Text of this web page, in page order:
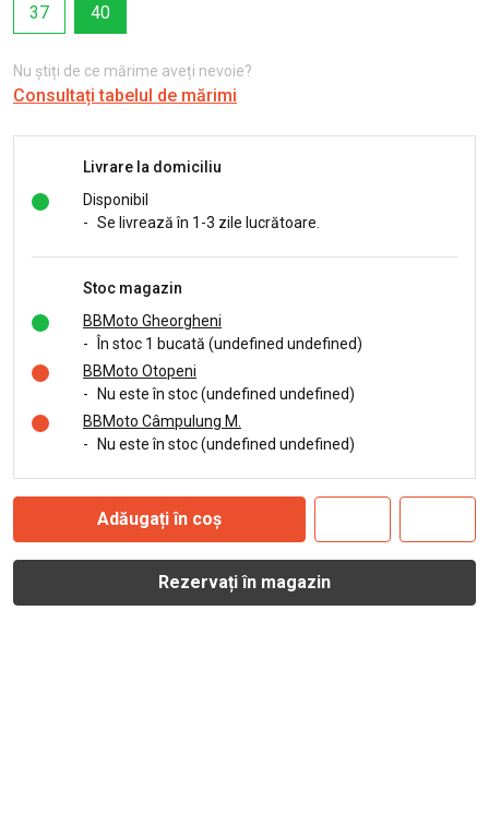
37
40
Nu știți de ce mărime aveți nevoie?
Consultați tabelul de mărimi
Livrare la domiciliu
Disponibil
- Se livrează în 1-3 zile lucrătoare.
Stoc magazin
BBMoto Gheorgheni
-
În stoc 1 bucată (undefined undefined)
BBMoto Otopeni
-
Nu este în stoc (undefined undefined)
BBMoto Câmpulung M.
-
Nu este în stoc (undefined undefined)
Adăugați în coș
Rezervați în magazin